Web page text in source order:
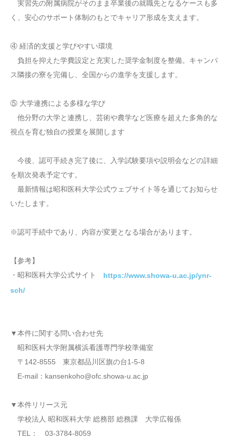
実習先の附属病院がそのまま卒業後の就職先となるケースも多
く、安心のサポート体制のもとでキャリア形成を支えます。
④ 経済的支援と学びやすい環境
負担を抑えた学費設定と充実した奨学金制度を整備。キャンパ
ス隣接の寮を完備し、全国からの進学を支援します。
⑤ 大学連携による多様な学び
他分野の大学と連携し、芸術や農学など医療を超えた多角的な
視点を育む独自の授業を展開します
今後、認可手続き完了後に、入学試験要項や説明会などの詳細
を順次発表予定です。
最新情報は昭和医科大学公式ウェブサイト等を通じてお知らせ
いたします。
※認可手続中であり、内容が変更となる場合があります。
【参考】
・昭和医科大学公式サイト https://www.showa-u.ac.jp/ynr-
sch/
▼本件に関する問い合わせ先
昭和医科大学附属横浜看護専門学校準備室
〒142-8555 東京都品川区旗の台1-5-8
E-mail：kansenkoho@ofc.showa-u.ac.jp
▼本件リリース元
学校法人 昭和医科大学 総務部 総務課 大学広報係
TEL： 03-3784-8059